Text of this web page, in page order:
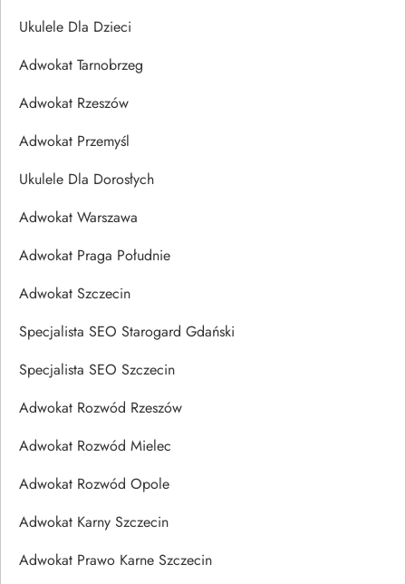
Ukulele Dla Dzieci
Adwokat Tarnobrzeg
Adwokat Rzeszów
Adwokat Przemyśl
Ukulele Dla Dorosłych
Adwokat Warszawa
Adwokat Praga Południe
Adwokat Szczecin
Specjalista SEO Starogard Gdański
Specjalista SEO Szczecin
Adwokat Rozwód Rzeszów
Adwokat Rozwód Mielec
Adwokat Rozwód Opole
Adwokat Karny Szczecin
Adwokat Prawo Karne Szczecin